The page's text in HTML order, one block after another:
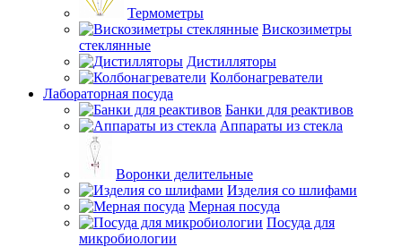
Термометры
Вискозиметры
стеклянные
Дистилляторы
Колбонагреватели
Лабораторная посуда
Банки для реактивов
Аппараты из стекла
Воронки делительные
Изделия со шлифами
Мерная посуда
Посуда для
микробиологии